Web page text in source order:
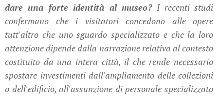
dare una forte identità al museo?I recenti studi
confermano che i visitatori concedono alle opere
tutt'altro che uno sguardo specializzato e che la loro
attenzione dipende dalla narrazione relativa al contesto
costituito da una intera città, il che rende necessario
spostare investimenti dall'ampliamento delle collezioni
o dell'edificio, all'assunzione di personale specializzato